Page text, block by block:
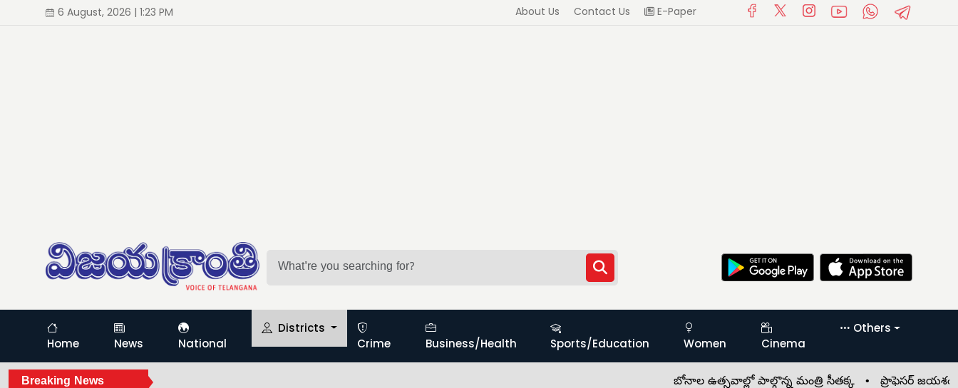
6 August, 2026 | 1:23 PM About Us Contact Us E-Paper
Home News National
Districts
Crime
Business/Health Sports/Education Women Cinema
Others
Breaking News బోనాల ఉత్సవాల్లో పాల్గొన్న మంత్రి సీతక్క •ప్రొఫెసర్ జయశంకర్